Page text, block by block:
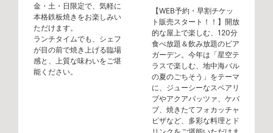
金・土・日限定で、気軽に
本格鉄板焼きをお楽しみい
ただけます。
ランチタイムでも、シェフ
が目の前で焼き上げる臨場
感と、上質な味わいをご堪
能ください。
【WEB予約・早割チケッ
ト販売スタート！！】開放
的な屋上で楽しむ、120分
食べ放題＆飲み放題のビア
ガーデン。今年は「星空テ
ラスで楽しむ、地中海バル
の夏のごちそう」をテーマ
に、ジューシーなスペアリ
ブやアクアパッツァ、ケバ
ブ、焼きたてフォカッチャ
ピザなど、多彩な料理とド